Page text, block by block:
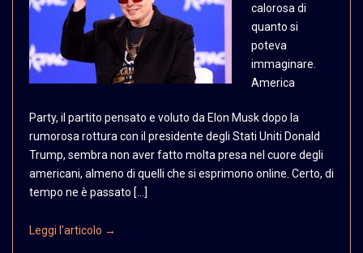
calorosa di
quanto si
poteva
immaginare.
America
Party, il partito pensato e voluto da Elon Musk dopo la
rumorosa rottura con il presidente degli Stati Uniti Donald
Trump, sembra non aver fatto molta presa nel cuore degli
americani, almeno di quelli che si esprimono online. Certo, di
tempo ne è passato […]
Leggi l'articolo →